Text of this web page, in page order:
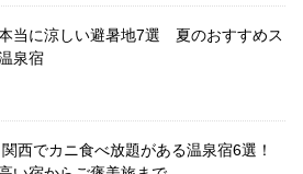
本当に涼しい避暑地7選 夏のおすすめス
泉宿
関西でカニ食べ放題がある温泉宿6選！